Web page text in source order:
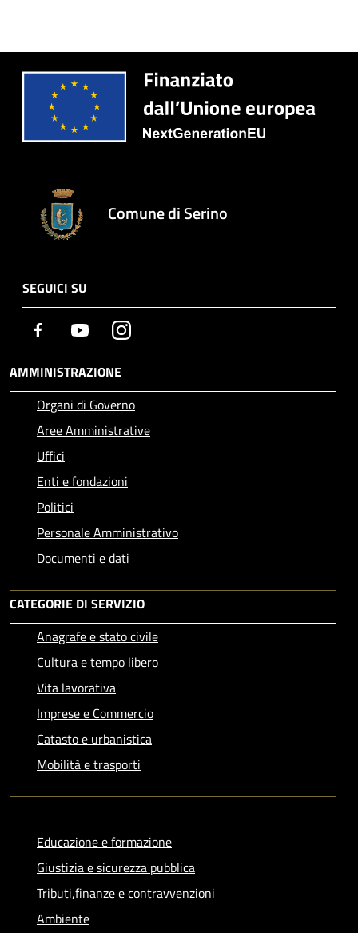
Comune di Serino
SEGUICI SU
Facebook YoutubeInstagram
AMMINISTRAZIONE
Organi di Governo
Aree Amministrative
Uffici
Enti e fondazioni
Politici
Personale Amministrativo
Documenti e dati
CATEGORIE DI SERVIZIO
Anagrafe e stato civile
Cultura e tempo libero
Vita lavorativa
Imprese e Commercio
Catasto e urbanistica
Mobilità e trasporti
Educazione e formazione
Giustizia e sicurezza pubblica
Tributi,finanze e contravvenzioni
Ambiente